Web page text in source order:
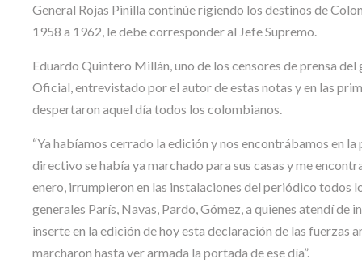
General Rojas Pinilla continúe rigiendo los destinos de
1958 a 1962, le debe corresponder al Jefe Supremo.
Eduardo Quintero Millán, uno de los censores de prensa
Oficial, entrevistado por el autor de estas notas y en las
despertaron aquel día todos los colombianos.
“Ya habíamos cerrado la edición y nos encontrábamos en
directivo se había ya marchado para sus casas y me
enero, irrumpieron en las instalaciones del periódico todos
generales París, Navas, Pardo, Gómez, a quienes atendí de
inserte en la edición de hoy esta declaración de las fuerzas
marcharon hasta ver armada la portada de ese día”.